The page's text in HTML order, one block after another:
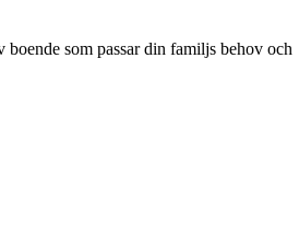
som passar din familjs behov och